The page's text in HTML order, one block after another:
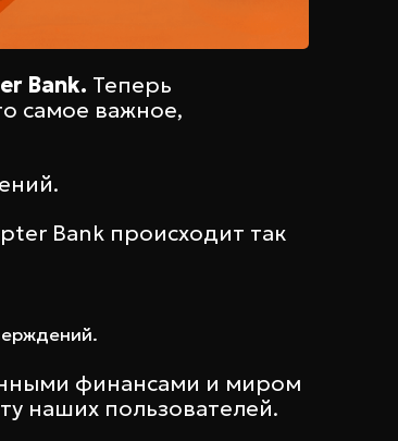
Bank. Теперь
самое важное,
Bank происходит так
финансами и миром
наших пользователей.